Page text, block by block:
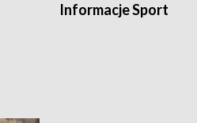
Informacje Sport